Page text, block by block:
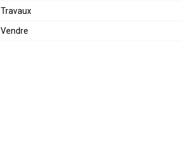
Travaux
Vendre